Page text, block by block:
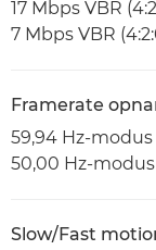
17 Mbps VBR
7 Mbps VBR
Framerate
59,94 Hz-modus
50,00 Hz-modus
Slow/Fast